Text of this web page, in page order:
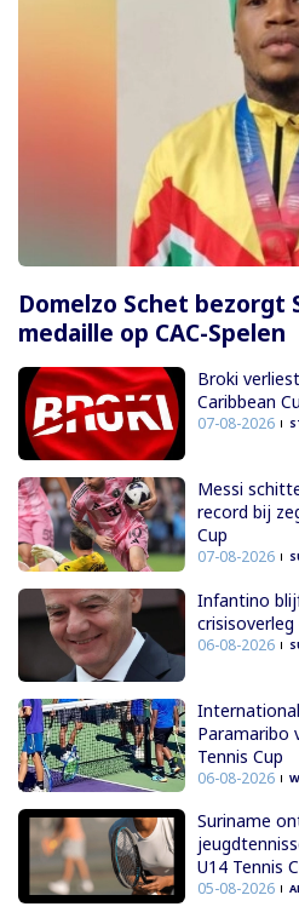
Domelzo Schet bezorgt
medaille op CAC-Spelen
Broki
Caribbean
07-08-2026
Messi
record bij
Cup
07-08-2026
Infantino
06-08-2026
Paramaribo
Tennis Cup
06-08-2026
Suriname
U14 Tennis
05-08-2026